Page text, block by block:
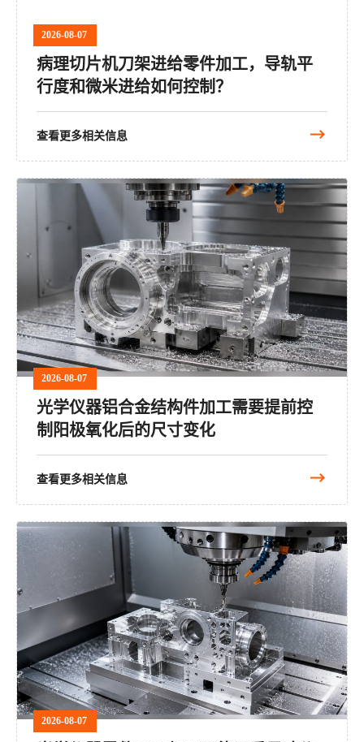
2026-08-07
病理切片机刀架进给零件加工，导轨平
行度和微米进给如何控制？
查看更多相关信息
2026-08-07
光学仪器铝合金结构件加工需要提前控
制阳极氧化后的尺寸变化
查看更多相关信息
2026-08-07